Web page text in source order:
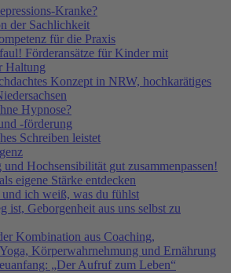
Kranke?
der Sachlichkeit
für die Praxis
Förderansätze für Kinder mit
Haltung
Konzept in NRW, hochkarätiges
Hypnose?
-förderung
Schreiben leistet
Hochsensibilität gut zusammenpassen!
eigene Stärke entdecken
und ich weiß, was du fühlst
ist, Geborgenheit aus uns selbst zu
Kombination aus Coaching,
Körperwahrnehmung und Ernährung
„Der Aufruf zum Leben“